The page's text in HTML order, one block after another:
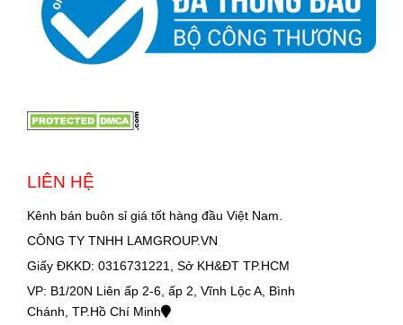
LIÊN HỆ
Kênh bán buôn sỉ giá tốt hàng đầu Việt Nam.
CÔNG TY TNHH LAMGROUP.VN
Giấy ĐKKD: 0316731221, Sở KH&ĐT TP.HCM
VP: B1/20N Liên ấp 2-6, ấp 2, Vĩnh Lộc A, Bình
Chánh, TP.Hồ Chí Minh